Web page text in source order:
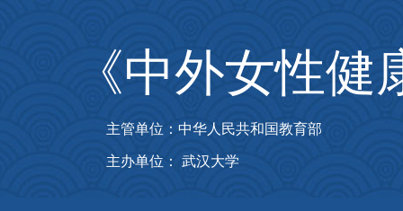
《中外女性健
主管单位：中华人民共和国教育部
主办单位： 武汉大学